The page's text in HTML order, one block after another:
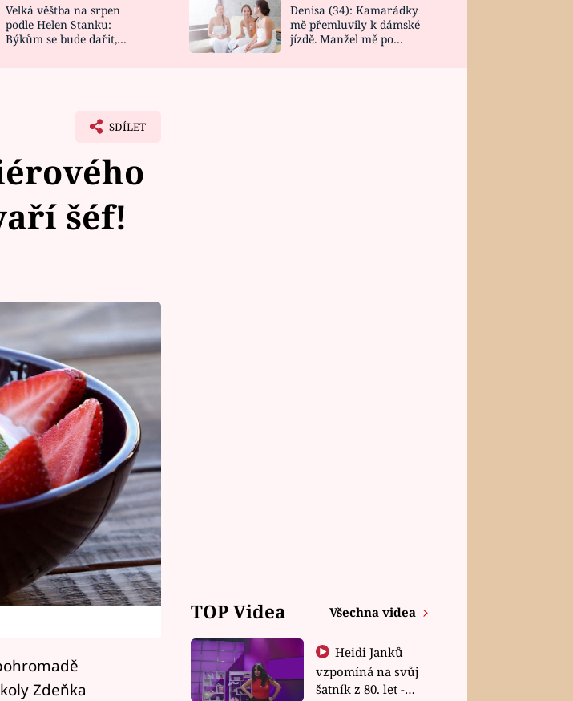
DESIGN
Velká věštba na srpen
podle Helen Stanku:
Býkům se bude dařit,
Denisa (34): Kamarádky
mě přemluvily k dámské
jízdě. Manžel mě po
SDÍLET
šéf!
Zdeňka
TOP Videa Všechna videa
Heidi Janků
vzpomíná na svůj
šatník z 80. let -